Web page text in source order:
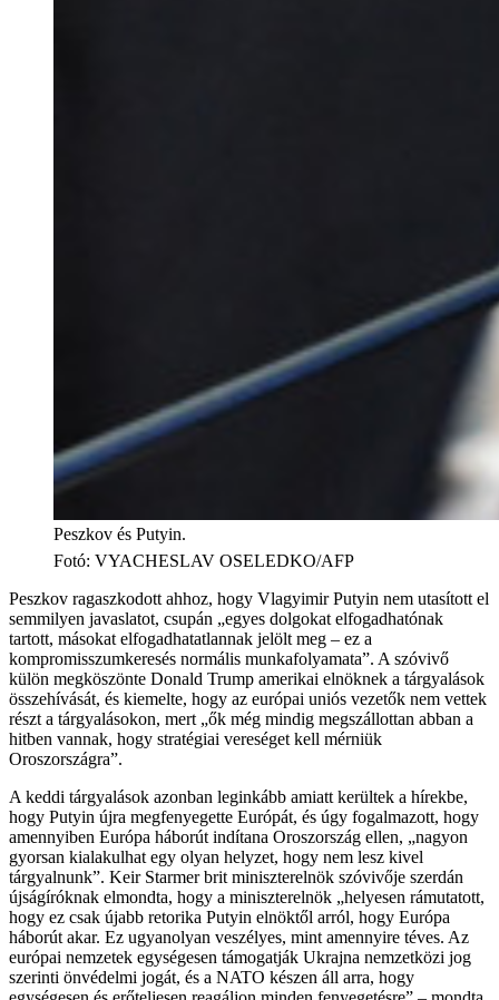
Peszkov és Putyin.
Fotó: VYACHESLAV OSELEDKO/AFP
Peszkov ragaszkodott ahhoz, hogy Vlagyimir Putyin nem utasított el
semmilyen javaslatot, csupán „egyes dolgokat elfogadhatónak
tartott, másokat elfogadhatatlannak jelölt meg – ez a
kompromisszumkeresés normális munkafolyamata”. A szóvivő
külön megköszönte Donald Trump amerikai elnöknek a tárgyalások
összehívását, és kiemelte, hogy az európai uniós vezetők nem vettek
részt a tárgyalásokon, mert „ők még mindig megszállottan abban a
hitben vannak, hogy stratégiai vereséget kell mérniük
Oroszországra”.
A keddi tárgyalások azonban leginkább amiatt kerültek a hírekbe,
hogy Putyin újra megfenyegette Európát, és úgy fogalmazott, hogy
amennyiben Európa háborút indítana Oroszország ellen, „nagyon
gyorsan kialakulhat egy olyan helyzet, hogy nem lesz kivel
tárgyalnunk”. Keir Starmer brit miniszterelnök szóvivője szerdán
újságíróknak elmondta, hogy a miniszterelnök „helyesen rámutatott,
hogy ez csak újabb retorika Putyin elnöktől arról, hogy Európa
háborút akar. Ez ugyanolyan veszélyes, mint amennyire téves. Az
európai nemzetek egységesen támogatják Ukrajna nemzetközi jog
szerinti önvédelmi jogát, és a NATO készen áll arra, hogy